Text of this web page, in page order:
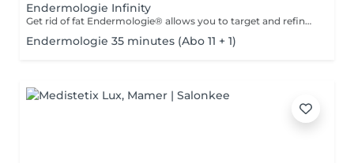
Endermologie Infinity
Get rid of fat Endermologie® allows you to target and refine areas that are resistant to exercise and food hygiene (arms, back, stomach, waist, thighs, etc.) while adapting precisely to the needs of each skin. Smooth cellulite Cellulite, which affects 90% of even the thinnest and most athletic women, results from both fat storage in adipocytes (fat cells) and water retention all around. Firm the skin Weight variations, pregnancies, the passage of time, the skin gradually loses its tone and suppleness. Even if this sagging skin affects the entire body, certain areas are more sensitive: inner thighs, stomach, arms, etc. Find light legs Heavy and painful legs, swollen ankles or feet: these symptoms reflect poor blood and lymphatic circulation. Toxins accumulate in the body, which explains such variations in volume in the same day or at different times of the female cycle. Well-being Discover treatment courses with an exclusive concept, for incomparable effectiveness and relaxation.
Endermologie 35 minutes (Abo 11 + 1)